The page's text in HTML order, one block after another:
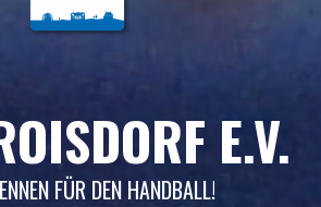
E.V.
FÜR DEN HANDBALL!